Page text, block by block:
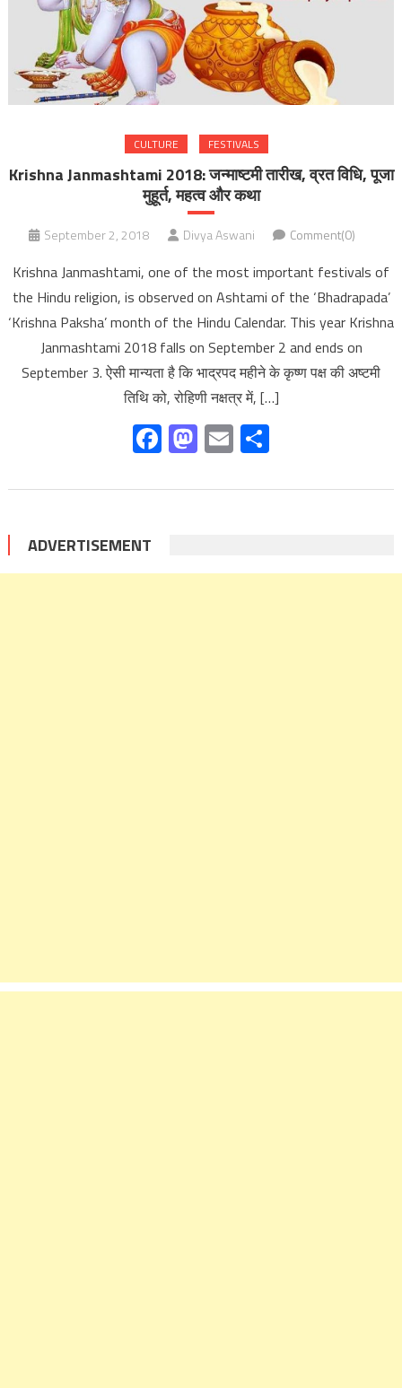
CULTURE FESTIVALS
Krishna Janmashtami 2018: जन्माष्टमी तारीख, व्रत विधि, पूजा
मुहूर्त, महत्व और कथा
September 2, 2018 Divya Aswani Comment(0)
Krishna Janmashtami, one of the most important festivals of
the Hindu religion, is observed on Ashtami of the ‘Bhadrapada’
‘Krishna Paksha’ month of the Hindu Calendar. This year Krishna
Janmashtami 2018 falls on September 2 and ends on
September 3. ऐसी मान्यता है कि भाद्रपद महीने के कृष्ण पक्ष की अष्टमी
तिथि को, रोहिणी नक्षत्र में, […]
Facebook
Mastodon
Email
ADVERTISEMENT